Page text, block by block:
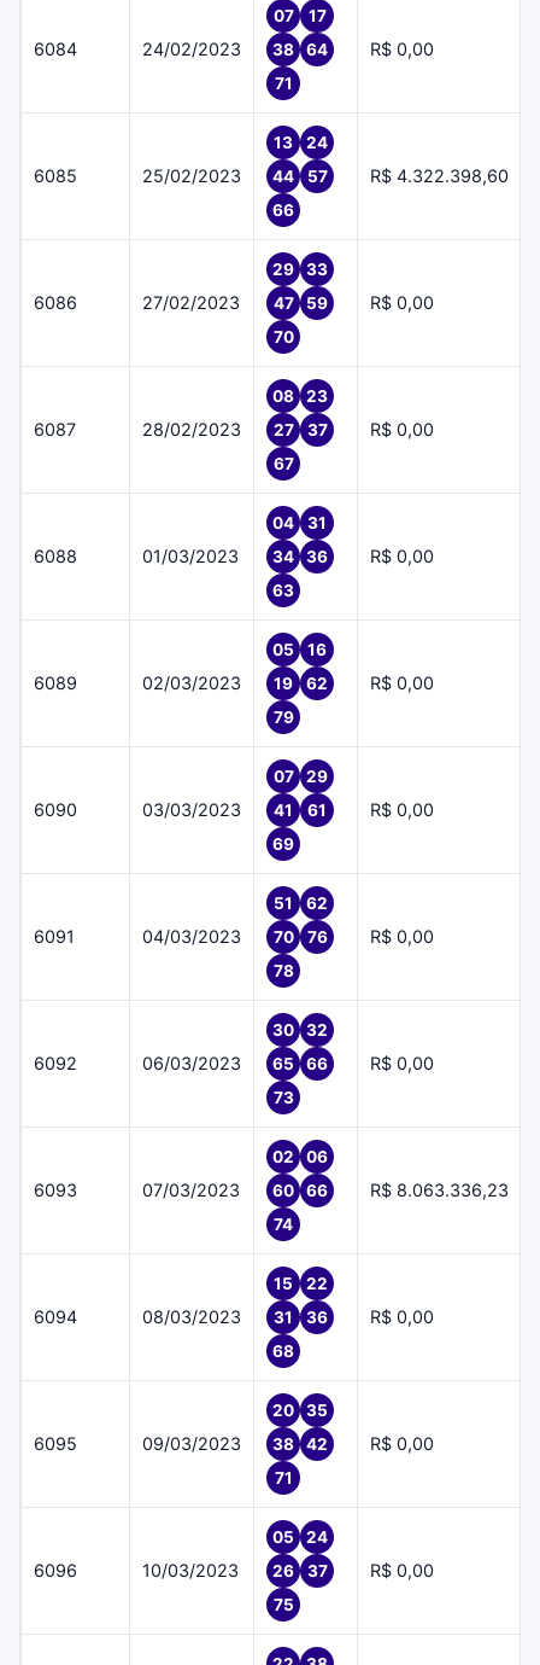
6084 24/02/2023
07
17
38
64
71
R$ 0,00
6085 25/02/2023
13
24
44
57
66
R$ 4.322.398,60
6086 27/02/2023
29
33
47
59
70
R$ 0,00
6087 28/02/2023
08
23
27
37
67
R$ 0,00
6088 01/03/2023
04
31
34
36
63
R$ 0,00
6089 02/03/2023
05
16
19
62
79
R$ 0,00
6090 03/03/2023
07
29
41
61
69
R$ 0,00
6091 04/03/2023
51
62
70
76
78
R$ 0,00
6092 06/03/2023
30
32
65
66
73
R$ 0,00
6093 07/03/2023
02
06
60
66
74
R$ 8.063.336,23
6094 08/03/2023
15
22
31
36
68
R$ 0,00
6095 09/03/2023
20
35
38
42
71
R$ 0,00
6096 10/03/2023
05
24
26
37
75
R$ 0,00